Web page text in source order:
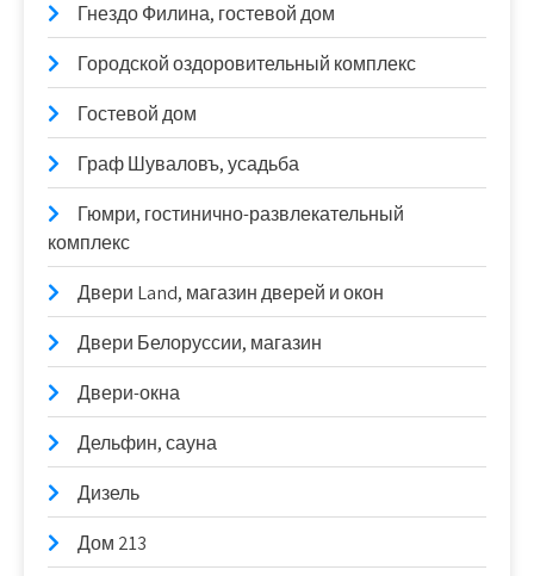
Гнездо Филина, гостевой дом
Городской оздоровительный комплекс
Гостевой дом
Граф Шуваловъ, усадьба
Гюмри, гостинично-развлекательный
комплекс
Двери Land, магазин дверей и окон
Двери Белоруссии, магазин
Двери-окна
Дельфин, сауна
Дизель
Дом 213